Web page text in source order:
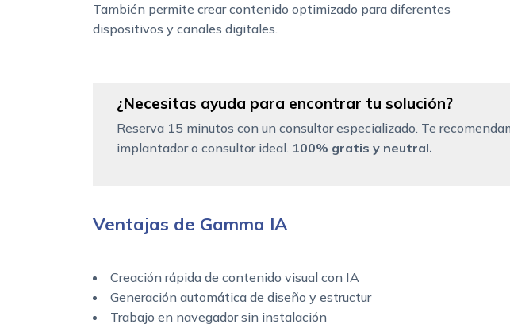
También permite crear contenido optimizado para diferentes
dispositivos y canales digitales.
¿Necesitas ayuda para encontrar tu solución?
Reserva 15 minutos con un consultor especializado. Te
implantador o consultor ideal. 100% gratis y neutral.
Ventajas de Gamma IA
Creación rápida de contenido visual con IA
Generación automática de diseño y estructur
Trabajo en navegador sin instalación